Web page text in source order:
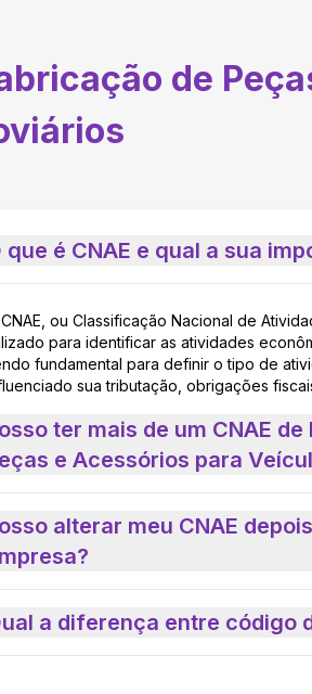
de
que é CNAE e qual a sua
ou Classificação Nacional de
para identificar as atividades
fundamental para definir o tipo de
sua tributação, obrigações
ter mais de um CNAE
e Acessórios para
alterar meu CNAE
a diferença entre código